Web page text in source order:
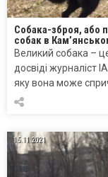
Собака-зброя, або
собак в
Великий собака –
досвіді журналіст
яку вона може
15.11.2021